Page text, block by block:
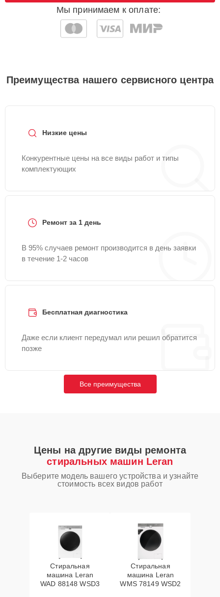
Мы принимаем к оплате:
Преимущества нашего сервисного центра
Низкие цены
Конкурентные цены на все виды работ и типы
комплектующих
Ремонт за 1 день
В 95% случаев ремонт производится в день заявки
в течение 1-2 часов
Бесплатная диагностика
Даже если клиент передумал или решил обратится
позже
Все преимущества
Цены на другие виды ремонта
стиральных машин Leran
Выберите модель вашего устройства и узнайте
стоимость всех видов работ
Стиральная
машина Leran
WAD 88148 WSD3
Стиральная
машина Leran
WMS 78149 WSD2